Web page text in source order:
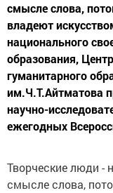
смысле слова,
владеют
национального
образования,
гуманитарного
им.Ч.Т.Айтматова
научно-
ежегодных
Творческие люди -
смысле слова,